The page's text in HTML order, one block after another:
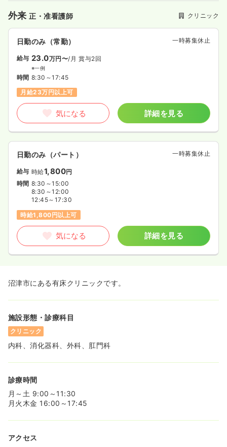
外来正・准看護師 クリニック
日勤のみ（常勤） 一時募集休止
給与 23.0万円〜/月 賞与2回
※一例
時間 8:30～17:45
月給23万円以上可
気になる 詳細を見る
日勤のみ（パート） 一時募集休止
給与 時給1,800円
時間 8:30～15:00
8:30～12:00
12:45～17:30
時給1,800円以上可
気になる 詳細を見る
沼津市にある有床クリニックです。
施設形態・診療科目
クリニック
内科、消化器科、外科、肛門科
診療時間
月～土 9:00～11:30
月火木金 16:00～17:45
アクセス